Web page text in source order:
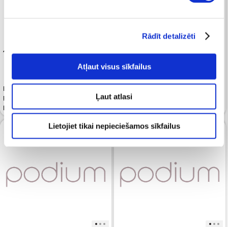
Rādīt detalizēti
Atļaut visus sīkfailus
Ļaut atlasi
Lietojiet tikai nepieciešamos sīkfailus
139.99
Džinsi KARL LAGERFELD Klj
Relaxed Washed Blue Black
Denim
65 129.99
Džinsi KARL LAGERFELD Klj
Straight Sun Light Blue